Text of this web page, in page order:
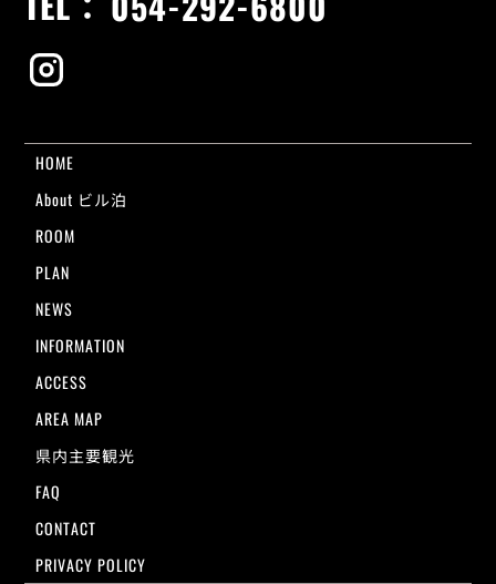
HOME
About ビル泊
ROOM
PLAN
NEWS
INFORMATION
ACCESS
AREA MAP
県内主要観光
FAQ
CONTACT
PRIVACY POLICY